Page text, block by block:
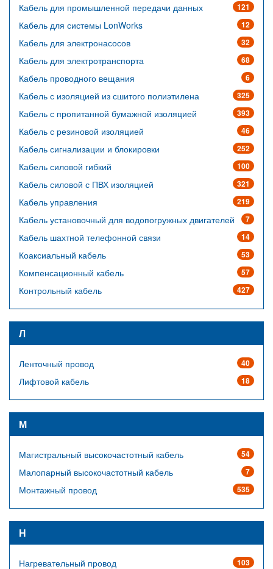
121
Кабель для промышленной передачи данных
12
Кабель для системы LonWorks
32
Кабель для электронасосов
68
Кабель для электротранспорта
6
Кабель проводного вещания
325
Кабель с изоляцией из сшитого полиэтилена
393
Кабель с пропитанной бумажной изоляцией
46
Кабель с резиновой изоляцией
252
Кабель сигнализации и блокировки
100
Кабель силовой гибкий
321
Кабель силовой с ПВХ изоляцией
219
Кабель управления
7
Кабель установочный для водопогружных двигателей
14
Кабель шахтной телефонной связи
53
Коаксиальный кабель
57
Компенсационный кабель
427
Контрольный кабель
Л
40
Ленточный провод
18
Лифтовой кабель
М
54
Магистральный высокочастотный кабель
7
Малопарный высокочастотный кабель
535
Монтажный провод
Н
103
Нагревательный провод